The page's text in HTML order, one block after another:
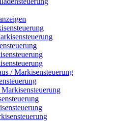
/ Markisensteuerung